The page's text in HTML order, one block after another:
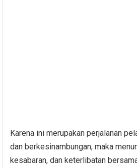
Karena ini merupakan perjalanan
dan berkesinambungan, maka
kesabaran, dan keterlibatan